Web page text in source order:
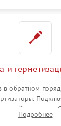
и
в обратном
хомутами.
Подробнее